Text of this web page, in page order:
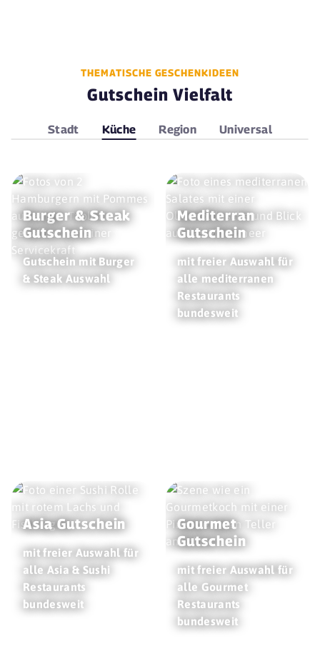
THEMATISCHE GESCHENKIDEEN
Gutschein Vielfalt
Stadt Küche Region Universal
Burger & Steak
Gutschein
Gutschein mit Burger
& Steak Auswahl
Mediterran
Gutschein
mit freier Auswahl für
alle mediterranen
Restaurants
bundesweit
Asia Gutschein
mit freier Auswahl für
alle Asia & Sushi
Restaurants
bundesweit
Gourmet
Gutschein
mit freier Auswahl für
alle Gourmet
Restaurants
bundesweit